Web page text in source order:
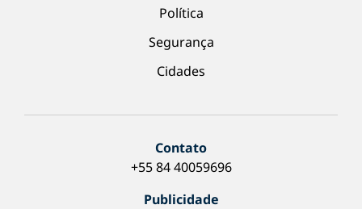
Política
Segurança
Cidades
Contato
+55 84 40059696
Publicidade